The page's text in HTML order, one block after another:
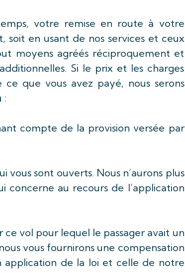
votre remise en route à votre
en usant de nos services et ceux
moyens agréés réciproquement et
Si le prix et les charges
que vous avez payé, nous serons
:
compte de la provision versée par
vous sont ouverts. Nous n’aurons plus
concerne au recours de l’application
ce vol pour lequel le passager avait un
vous fournirons une compensation
application de la loi et celle de notre